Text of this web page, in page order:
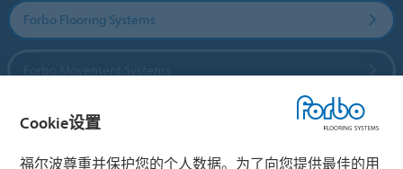
Forbo Flooring Systems
Cookie设置
福尔波尊重并保护您的个人数据。为了向您提供最佳的用